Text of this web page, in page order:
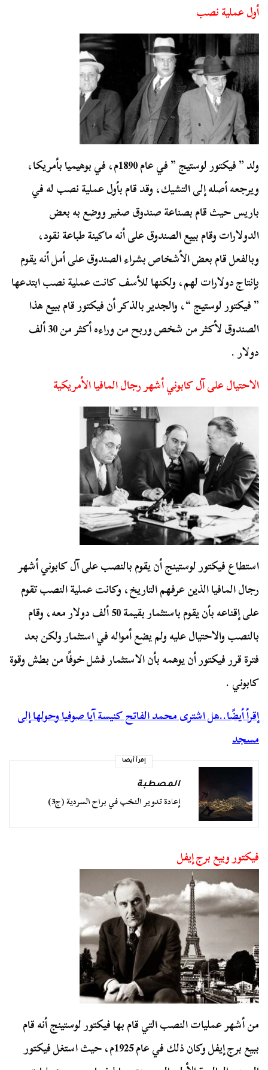
أول عملية نصب
ولد ” فيكتور لوستيج ” في عام 1890م، في بوهيميا بأمريكا،
ويرجعه أصله إلى التشيك، وقد قام بأول عملية نصب له في
باريس حيث قام بصناعة صندوق صغير ووضع به بعض
الدولارات وقام ببيع الصندوق على أنه ماكينة طباعة نقود،
وبالفعل قام بعض الأشخاص بشراء الصندوق على أمل أنه يقوم
بإنتاج دولارات لهم، ولكنها للأسف كانت عملية نصب ابتدعها
” فيكتور لوستيج “، والجدير بالذكر أن فيكتور قام ببيع هذا
الصندوق لأكثر من شخص وربح من وراءه أكثر من 30 ألف
دولار .
الاحتيال على آل كابوني أشهر رجال المافيا الأمريكية
استطاع فيكتور لوستينج أن يقوم بالنصب على آل كابوني أشهر
رجال المافيا الذين عرفهم التاريخ، وكانت عملية النصب تقوم
على إقناعه بأن يقوم باستثمار بقيمة 50 ألف دولار معه، وقام
بالنصب والاحتيال عليه ولم يضع أمواله في استثمار ولكن بعد
فترة قرر فيكتور أن يوهمه بأن الاستثمار فشل خوفًا من بطش وقوة
كابوني .
إقرأ أيضًا..هل اشترى محمد الفاتح كنيسة آيا صوفيا وحولها إلى
مسجد
إقرأ أيضا
المصطبة
إعادة تدوير النخب في براح السردية (ج3)
فيكتور وبيع برج إيفل
من أشهر عمليات النصب التي قام بها فيكتور لوستينج أنه قام
ببيع برج إيفل وكان ذلك في عام 1925م، حيث استغل فيكتور